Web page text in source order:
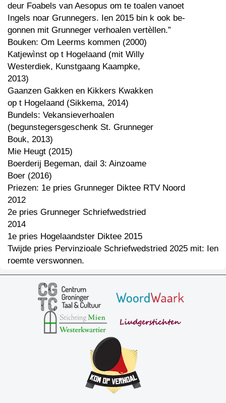
deur Foabels van Aesopus om te toalen vanoet
Ingels noar Grunnegers. Ien 2015 bin k ook be-
gonnen mit Grunneger verhoalen vertèllen.”
Bouken: Om Leerms kommen (2000)
Katjewìnst op t Hogelaand (mit Willy
Westerdiek, Kunstgaang Kaampke,
2013)
Gaanzen Gakken en Kikkers Kwakken
op t Hogelaand (Sikkema, 2014)
Bundels: Vekansieverhoalen
(begunstegersgeschenk St. Grunneger
Bouk, 2013)
Mie Heugt (2015)
Boerderij Begeman, dail 3: Ainzoame
Boer (2016)
Priezen: 1e pries Grunneger Diktee RTV Noord
2012
2e pries Grunneger Schriefwedstried
2014
1e pries Hogelaandster Diktee 2015
Twijde pries Pervinzioale Schriefwedstried 2025 mit: Ien
roemte verswonnen.